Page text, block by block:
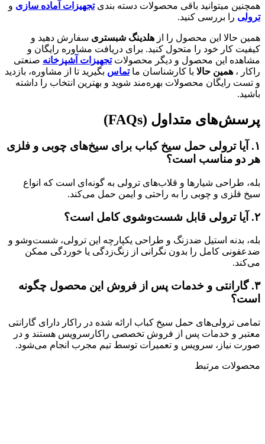
همچنین میتوانید باقی محصولات دسته بندیتجهیزات آماده سازی و
ترولی را بررسی کنید.
همین حالا این محصول را از هلدینگ شبستری سفارش دهید و
کیفیت کار خود را متحول کنید. برای دریافت مشاوره رایگان و
مشاهده این محصول و دیگر محصولاتتجهیزات آشپزخانه صنعتی
راکار ، همین حالا با کارشناسان ماتماس بگیرید تا از مشاوره، بازدید
و تست رایگان محصولات بهره‌مند شوید و بهترین انتخاب را داشته
باشید.
پرسش‌های متداول (FAQs)
۱.
آیا ترولی حمل سیخ کباب برای سیخ‌های چوبی و فلزی
هر دو مناسب است؟
بله، طراحی شیارها و قلاب‌های ترولی به گونه‌ای است که انواع
سیخ فلزی و چوبی را به راحتی و ایمن حمل می‌کند.
۲. آیا ترولی قابل شست‌وشوی کامل است؟
بله، بدنه استیل ضدزنگ و طراحی یکپارچه این ترولی، شست‌وشو و
ضدعفونی کامل را بدون نگرانی از زنگ‌زدگی یا خوردگی ممکن
می‌کند.
۳. گارانتی و خدمات پس از فروش این محصول چگونه
است؟
تمامی ترولی‌های حمل سیخ کباب ارائه شده در راکار دارای گارانتی
معتبر و خدمات پس از فروش تخصصی راکارسرویس هستند و در
صورت نیاز، سرویس و تعمیرات توسط تیم مجرب انجام می‌شود.
محصولات مرتبط